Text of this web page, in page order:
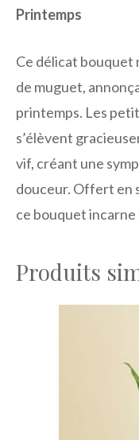
Printemps
Ce délicat bouquet
de muguet,
printemps. Les
s’élèvent
vif, créant une
douceur. Offert en
ce bouquet incarne
Produits